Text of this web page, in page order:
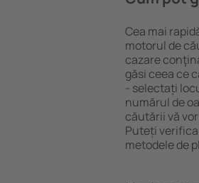
Cea mai
motorul de
cazare
găsi ceea ce
- selectați
numărul de
căutării vă
Puteți
metodele de